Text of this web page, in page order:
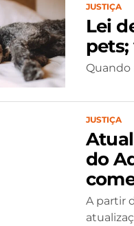
JUSTIÇA
Lei
Quando
JUSTIÇA
do
A partir